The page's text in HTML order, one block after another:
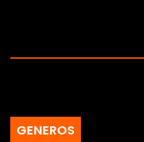
GENEROS